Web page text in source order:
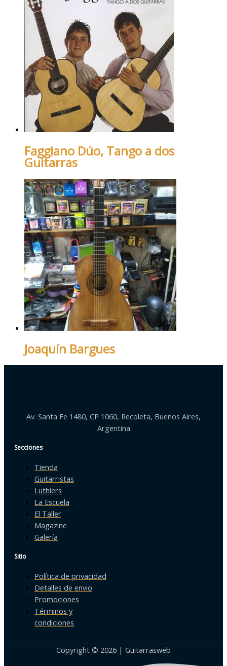
Faggiano Dúo, Tango a dos
Guitarras
Joaquín Bargues
Av. Santa Fe 1480, CP 1060, Recoleta, Buenos Aires,
Argentina
Secciones
Tienda
Guitarristas
Luthiers
La Escuela
El Taller
Magazine
Galería
Sitio
Política de privacidad
Detalles de envio
Promociones
Términos y
condiciones
Copyright © 2026 | Guitarrasweb